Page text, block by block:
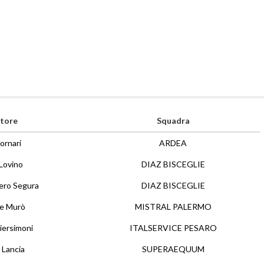
Squadra
ARDEA
DIAZ BISCEGLIE
Segura DIAZ BISCEGLIE
Murò MISTRAL PALERMO
ITALSERVICE PESARO
SUPERAEQUUM